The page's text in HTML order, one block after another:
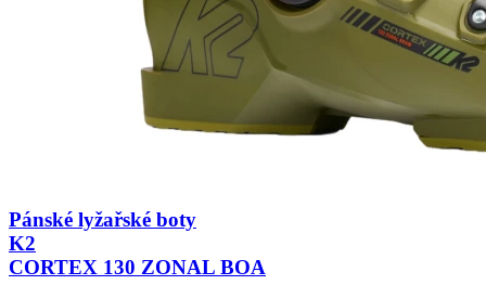
Pánské lyžařské boty
K2
CORTEX 130 ZONAL BOA